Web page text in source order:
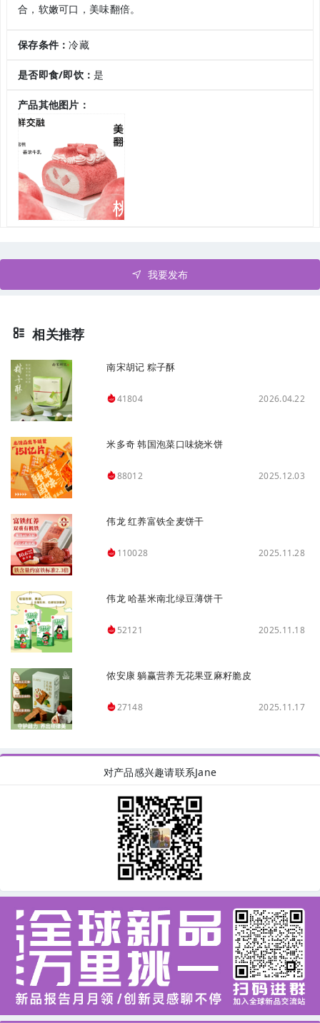
合，软嫩可口，美味翻倍。
保存条件：冷藏
是否即食/即饮：是
产品其他图片：
我要发布
相关推荐
南宋胡记 粽子酥
41804 2026.04.22
米多奇 韩国泡菜口味烧米饼
88012 2025.12.03
伟龙 红养富铁全麦饼干
110028 2025.11.28
伟龙 哈基米南北绿豆薄饼干
52121 2025.11.18
侬安康 躺赢营养无花果亚麻籽脆皮
27148 2025.11.17
对产品感兴趣请联系Jane